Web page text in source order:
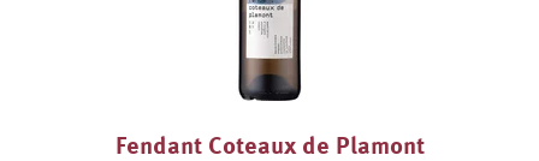
Fendant Coteaux de Plamont